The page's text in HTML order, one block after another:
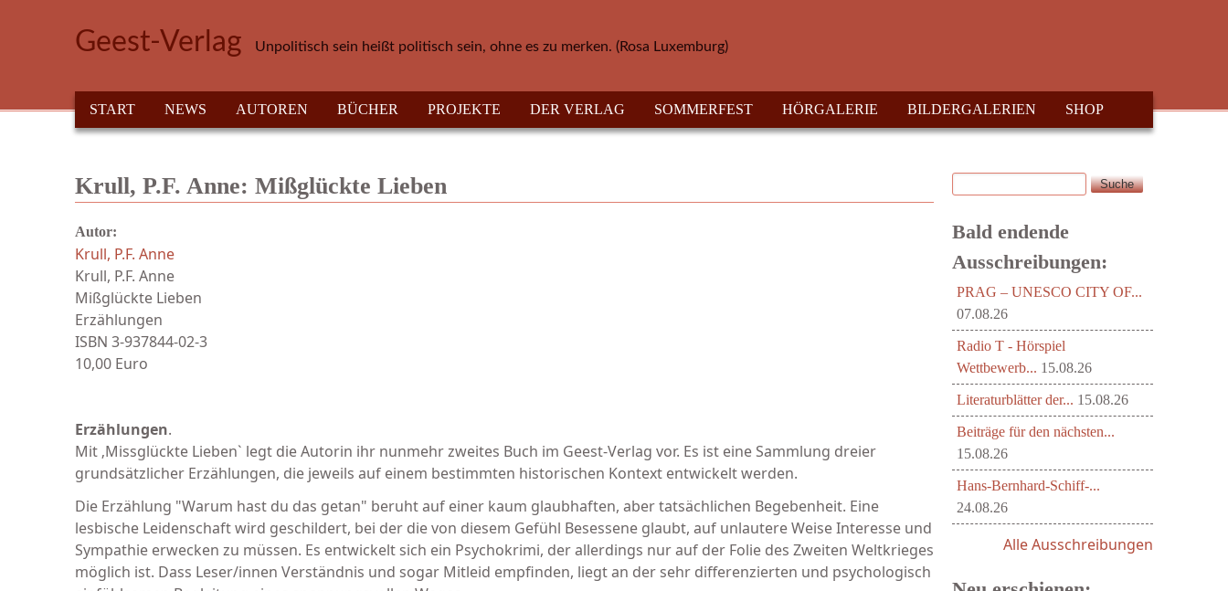
Geest-Verlag Unpolitisch sein heißt politisch sein, ohne es zu merken. (Rosa Luxemburg)
HAUPTMENÜ
START NEWS AUTOREN BÜCHER PROJEKTE DER VERLAG SOMMERFEST HÖRGALERIE BILDERGALERIEN SHOP
Krull, P.F. Anne: Mißglückte Lieben
Autor:
Krull, P.F. Anne
Krull, P.F. Anne
Mißglückte Lieben
Erzählungen
ISBN 3-937844-02-3
10,00 Euro
Erzählungen.
Mit ‚Missglückte Lieben` legt die Autorin ihr nunmehr zweites Buch im Geest-Verlag vor. Es ist eine Sammlung dreier
grundsätzlicher Erzählungen, die jeweils auf einem bestimmten historischen Kontext entwickelt werden.
Die Erzählung "Warum hast du das getan" beruht auf einer kaum glaubhaften, aber tatsächlichen Begebenheit. Eine
lesbische Leidenschaft wird geschildert, bei der die von diesem Gefühl Besessene glaubt, auf unlautere Weise Interesse und
Sympathie erwecken zu müssen. Es entwickelt sich ein Psychokrimi, der allerdings nur auf der Folie des Zweiten Weltkrieges
möglich ist. Dass Leser/innen Verständnis und sogar Mitleid empfinden, liegt an der sehr differenzierten und psychologisch
Suchformular
Suche
Bald endende
Ausschreibungen:
PRAG – UNESCO CITY OF...
07.08.26
Radio T - Hörspiel
Wettbewerb... 15.08.26
Literaturblätter der... 15.08.26
Beiträge für den nächsten...
15.08.26
Hans-Bernhard-Schiff-...
24.08.26
Alle Ausschreibungen